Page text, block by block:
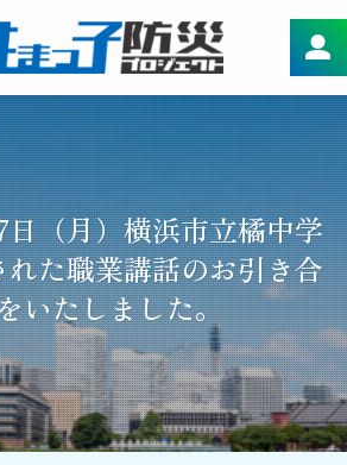
（月）横浜市立橘中学
た職業講話のお引き合
いたしました。